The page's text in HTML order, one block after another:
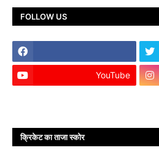
FOLLOW US
YouTube
क्रिकेट का ताजा स्कोर